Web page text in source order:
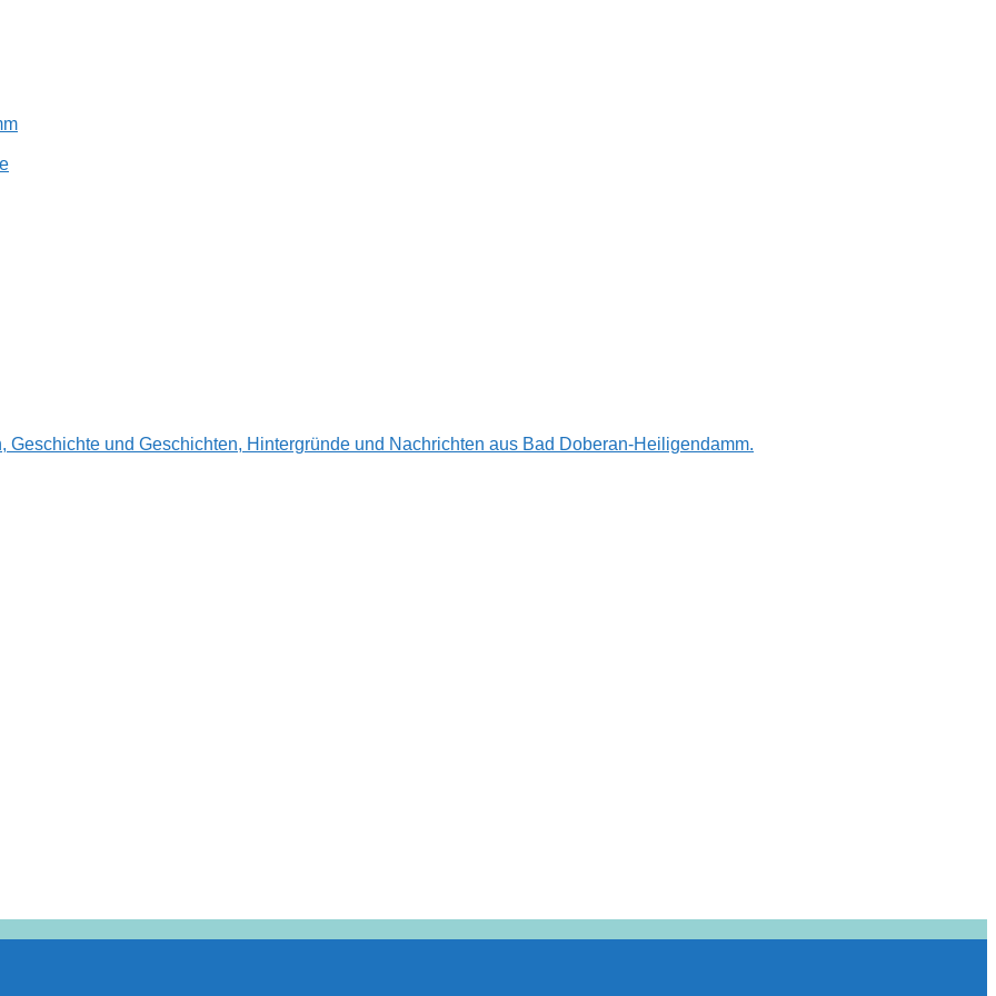
Geschichte und Geschichten, Hintergründe und Nachrichten aus Bad Doberan-Heiligendamm.